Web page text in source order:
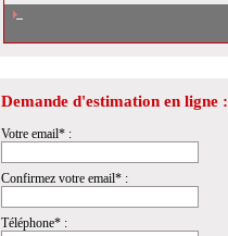
Demande d'estimation en ligne :
Votre email* :
Confirmez votre email* :
Téléphone* :